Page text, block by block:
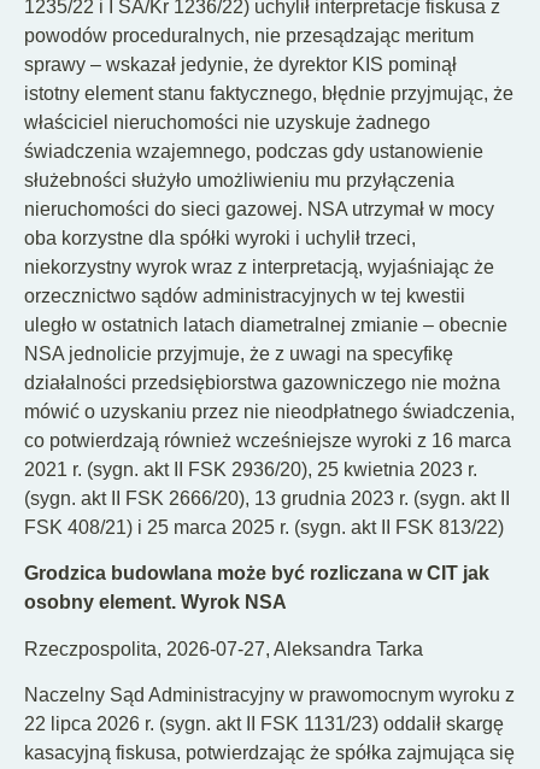
1235/22 i I SA/Kr 1236/22) uchylił interpretacje fiskusa z
powodów proceduralnych, nie przesądzając meritum
sprawy – wskazał jedynie, że dyrektor KIS pominął
istotny element stanu faktycznego, błędnie przyjmując, że
właściciel nieruchomości nie uzyskuje żadnego
świadczenia wzajemnego, podczas gdy ustanowienie
służebności służyło umożliwieniu mu przyłączenia
nieruchomości do sieci gazowej. NSA utrzymał w mocy
oba korzystne dla spółki wyroki i uchylił trzeci,
niekorzystny wyrok wraz z interpretacją, wyjaśniając że
orzecznictwo sądów administracyjnych w tej kwestii
uległo w ostatnich latach diametralnej zmianie – obecnie
NSA jednolicie przyjmuje, że z uwagi na specyfikę
działalności przedsiębiorstwa gazowniczego nie można
mówić o uzyskaniu przez nie nieodpłatnego świadczenia,
co potwierdzają również wcześniejsze wyroki z 16 marca
2021 r. (sygn. akt II FSK 2936/20), 25 kwietnia 2023 r.
(sygn. akt II FSK 2666/20), 13 grudnia 2023 r. (sygn. akt II
FSK 408/21) i 25 marca 2025 r. (sygn. akt II FSK 813/22)
Grodzica budowlana może być rozliczana w CIT jak
osobny element. Wyrok NSA
Rzeczpospolita, 2026-07-27, Aleksandra Tarka
Naczelny Sąd Administracyjny w prawomocnym wyroku z
22 lipca 2026 r. (sygn. akt II FSK 1131/23) oddalił skargę
kasacyjną fiskusa, potwierdzając że spółka zajmująca się